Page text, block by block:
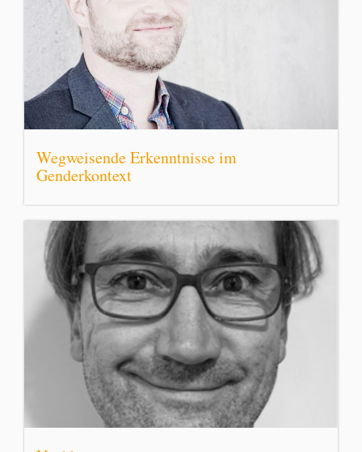
Wegweisende Erkenntnisse im
Genderkontext